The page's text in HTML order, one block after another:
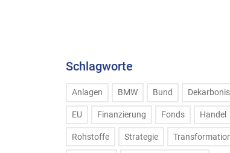
Schlagworte
Anlagen BMW Bund
EU Finanzierung Fonds Handel
Rohstoffe Strategie